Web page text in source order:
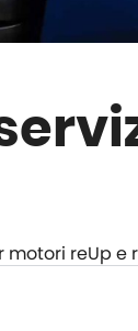
reUp